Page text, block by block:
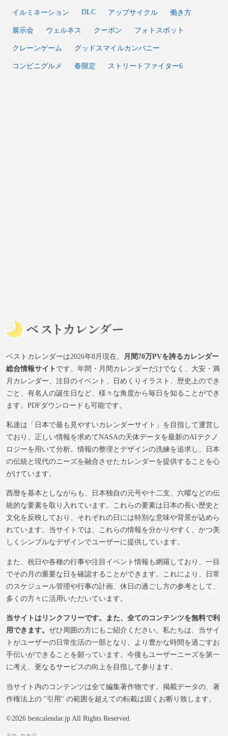
イルミネーション DLC アップサイクル 働き方
展示会 ウェルネス クーポン フォトスポット
クレーンゲーム グッドスマイルカンパニー
コンビニグルメ 春限定 ストリートファイター6
ベストカレンダーは2026年8月現在、
月間70万PVを誇るカレンダー
総合情報サイトです。年間・月間カレンダーだけでなく、大安・満
月カレンダー、注目のイベント、日めくりイラスト、歴史上のでき
ごと、有名人の誕生日など、様々な角度から毎日を知ることができ
ます。PDFダウンロードも可能です。
私達は「日本で最も見やすいカレンダーサイト」を目指して運営し
ており、正しい情報を求めてNASAの天体データを最新のAIテクノ
ロジーを用いて分析。情報の整理とデザインの洗練を追求し、日本
の伝統と現代のニーズを融合させたカレンダーを提供することを心
がけています。
西暦を基本としながらも、日本独自の元号や十二支、六曜などの伝
統的な要素を取り入れています。これらの要素は日本の長い歴史と
文化を反映しており、それぞれの日には特別な意味や背景が込めら
れています。当サイトでは、これらの情報を分かりやすく、かつ美
しくシンプルなデザインでユーザーに提供しています。
また、祝日や各種の行事や注目イベント情報も網羅しており、一目
でその月の重要な日を確認することができます。これにより、日常
のスケジュール管理や行事の計画、休日の過ごし方の参考として、
多くの方々に活用いただいています。
当サイトはリンクフリーです。また、全てのコンテンツを無料で利
用できます。 ぜひ周囲の方にもご紹介ください。私たちは、当サイ
トがユーザーの日常生活の一部となり、より豊かな時間を過ごすお
手伝いができることを願っています。今後もユーザーニーズを第一
に考え、更なるサービスの向上を目指して参ります。
当サイト内のコンテンツは全て編集著作物です。掲載データの、著
作権法上の "引用" の範囲を超えての転載は固くお断り致します。
©2026 bestcalendar.jp All Rights Reserved.